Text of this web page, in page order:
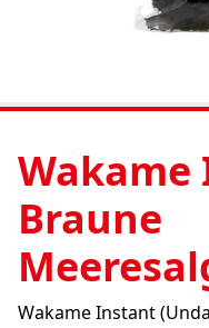
Braune
Wakame Instant